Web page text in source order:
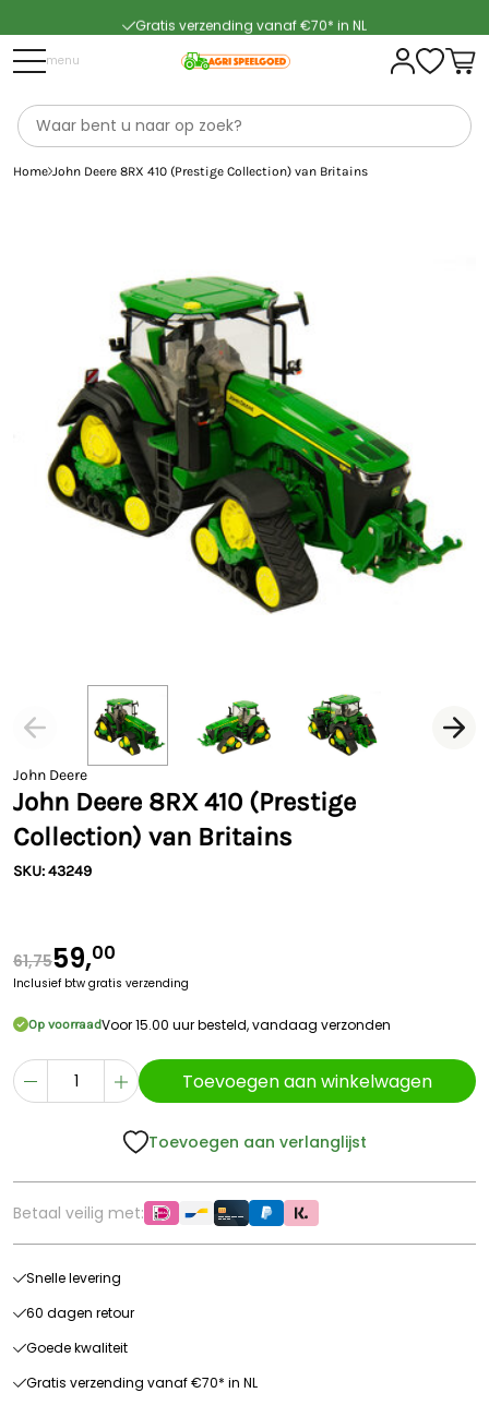
Gratis verzending vanaf €70* in NL
Snelle levering
menu
Home John Deere 8RX 410 (Prestige Collection) van Britains
John Deere
John Deere 8RX 410 (Prestige
Collection) van Britains
SKU: 43249
61,7559,00
Inclusief btw gratis verzending
Op voorraadVoor 15.00 uur besteld, vandaag verzonden
Toevoegen aan winkelwagen
Toevoegen aan verlanglijst
Betaal veilig met:
Snelle levering
60 dagen retour
Goede kwaliteit
Gratis verzending vanaf €70* in NL